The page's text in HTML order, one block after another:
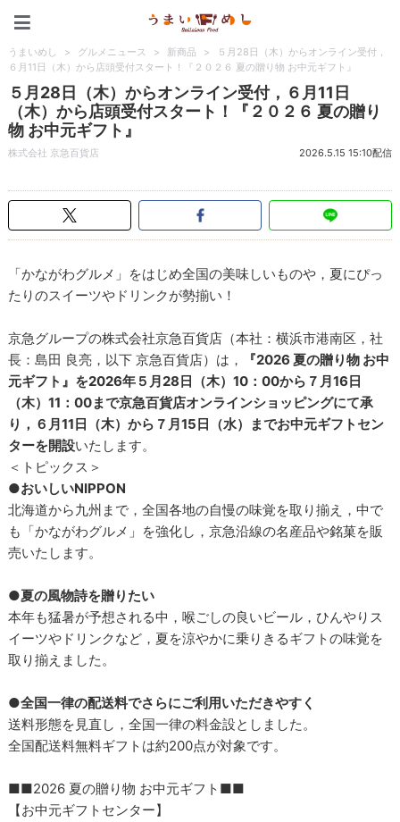
うまいめし > グルメニュース > 新商品 >
５月28日（木）からオンライン受付，
６月11日（木）から店頭受付スタート！『２０２６ 夏の贈り物 お中元ギフト』
５月28日（木）からオンライン受付，６月11日
（木）から店頭受付スタート！『２０２６ 夏の贈り
物 お中元ギフト』
株式会社 京急百貨店 2026.5.15 15:10配信
「かながわグルメ」をはじめ全国の美味しいものや，夏にぴっ
たりのスイーツやドリンクが勢揃い！
京急グループの株式会社京急百貨店（本社：横浜市港南区，社
長：島田 良亮，以下 京急百貨店）は，
『2026 夏の贈り物 お中
元ギフト』を2026年５月28日（木）10：00から７月16日
（木）11：00まで京急百貨店オンラインショッピングにて承
り，６月11日（木）から７月15日（水）までお中元ギフトセン
ターを開設いたします。
＜トピックス＞
●おいしいNIPPON
北海道から九州まで，全国各地の自慢の味覚を取り揃え，中で
も「かながわグルメ」を強化し，京急沿線の名産品や銘菓を販
売いたします。
●夏の風物詩を贈りたい
本年も猛暑が予想される中，喉ごしの良いビール，ひんやりス
イーツやドリンクなど，夏を涼やかに乗りきるギフトの味覚を
取り揃えました。
●全国一律の配送料でさらにご利用いただきやすく
送料形態を見直し，全国一律の料金設としました。
全国配送料無料ギフトは約200点が対象です。
■■2026 夏の贈り物 お中元ギフト■■
【お中元ギフトセンター】